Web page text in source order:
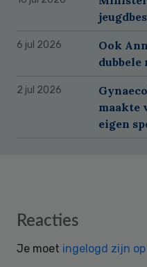
6 jul 2026
Ook
2 jul 2026
maakte
eigen
Reader
Reacties
Je moet ingelogd zijn op